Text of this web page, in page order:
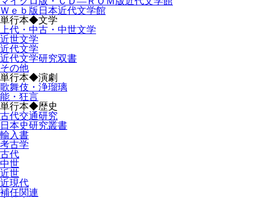
Ｗｅｂ版日本近代文学館
単行本◆文学
上代・中古・中世文学
近世文学
近代文学
近代文学研究双書
その他
単行本◆演劇
歌舞伎・浄瑠璃
能・狂言
単行本◆歴史
古代交通研究
日本史研究叢書
輸入書
考古学
古代
中世
近世
近現代
補任関連